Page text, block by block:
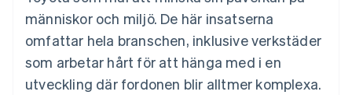
Se vad som kommer härnäst
Radar
Bedrägeribekämpning
Bolagsbildning för startups
Media och
underhållning
Ideella organisationer
Professionella tjänster
Offentlig sektor
Detaljhandel
Appintegrationer
Kodexempel
Utvecklarblogg
API-status
Kontakta säljteamet
Bli partner
människor och miljö. De här insatserna
omfattar hela branschen, inklusive verkstäder
som arbetar hårt för att hänga med i en
utveckling där fordonen blir alltmer komplexa.